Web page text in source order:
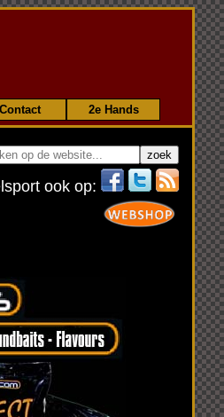
Contact 2e Hands
ook op: